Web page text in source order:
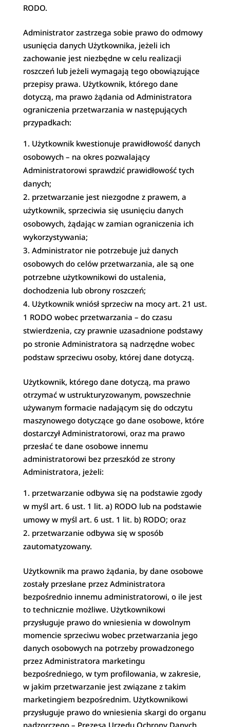
RODO.
Administrator zastrzega sobie prawo do odmowy
usunięcia danych Użytkownika, jeżeli ich
zachowanie jest niezbędne w celu realizacji
roszczeń lub jeżeli wymagają tego obowiązujące
przepisy prawa. Użytkownik, którego dane
dotyczą, ma prawo żądania od Administratora
ograniczenia przetwarzania w następujących
przypadkach:
Użytkownik kwestionuje prawidłowość danych
osobowych – na okres pozwalający
Administratorowi sprawdzić prawidłowość tych
danych;
przetwarzanie jest niezgodne z prawem, a
użytkownik, sprzeciwia się usunięciu danych
osobowych, żądając w zamian ograniczenia ich
wykorzystywania;
Administrator nie potrzebuje już danych
osobowych do celów przetwarzania, ale są one
potrzebne użytkownikowi do ustalenia,
dochodzenia lub obrony roszczeń;
Użytkownik wniósł sprzeciw na mocy art. 21 ust.
1 RODO wobec przetwarzania – do czasu
stwierdzenia, czy prawnie uzasadnione podstawy
po stronie Administratora są nadrzędne wobec
podstaw sprzeciwu osoby, której dane dotyczą.
Użytkownik, którego dane dotyczą, ma prawo
otrzymać w ustrukturyzowanym, powszechnie
używanym formacie nadającym się do odczytu
maszynowego dotyczące go dane osobowe, które
dostarczył Administratorowi, oraz ma prawo
przesłać te dane osobowe innemu
administratorowi bez przeszkód ze strony
Administratora, jeżeli:
przetwarzanie odbywa się na podstawie zgody
w myśl art. 6 ust. 1 lit. a) RODO lub na podstawie
umowy w myśl art. 6 ust. 1 lit. b) RODO; oraz
przetwarzanie odbywa się w sposób
zautomatyzowany.
Użytkownik ma prawo żądania, by dane osobowe
zostały przesłane przez Administratora
bezpośrednio innemu administratorowi, o ile jest
to technicznie możliwe. Użytkownikowi
przysługuje prawo do wniesienia w dowolnym
momencie sprzeciwu wobec przetwarzania jego
danych osobowych na potrzeby prowadzonego
przez Administratora marketingu
bezpośredniego, w tym profilowania, w zakresie,
w jakim przetwarzanie jest związane z takim
marketingiem bezpośrednim. Użytkownikowi
przysługuje prawo do wniesienia skargi do organu
nadzorczego – Prezesa Urzędu Ochrony Danych